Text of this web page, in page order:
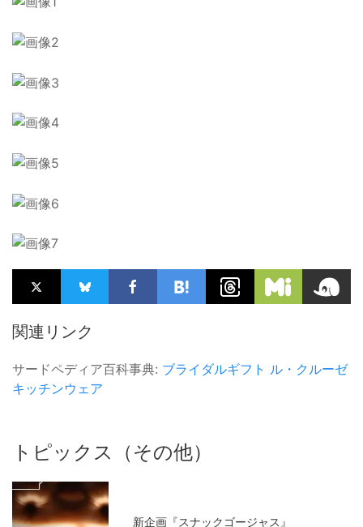
関連リンク
サードペディア百科事典: ブライダルギフト ル・クルーゼ
キッチンウェア
トピックス（その他）
新企画『スナックゴージャス』